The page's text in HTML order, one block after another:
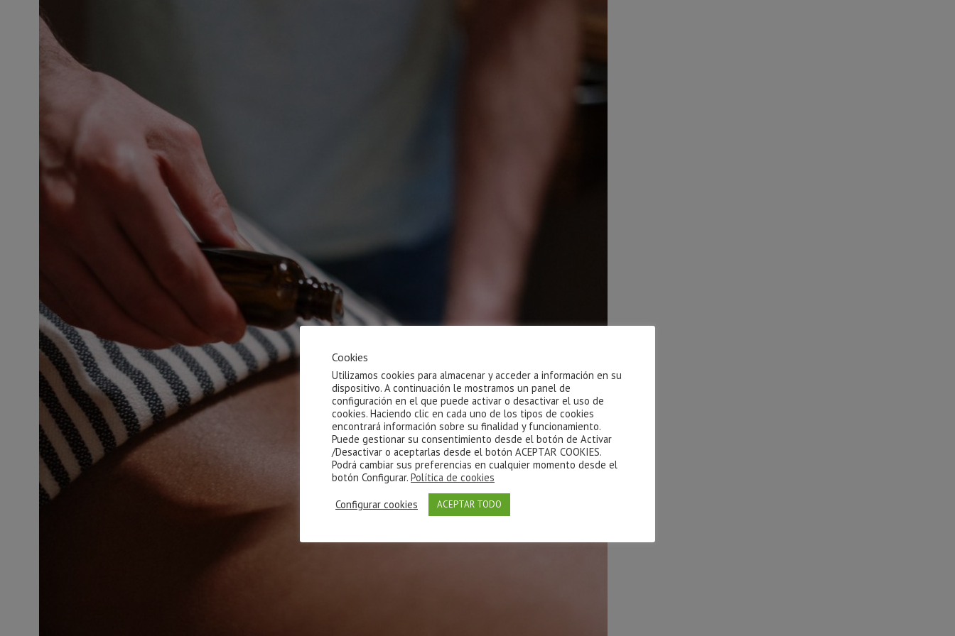
Cookies
Utilizamos cookies para almacenar y acceder a información en su
dispositivo. A continuación le mostramos un panel de
configuración en el que puede activar o desactivar el uso de
cookies. Haciendo clic en cada uno de los tipos de cookies
encontrará información sobre su finalidad y funcionamiento.
Puede gestionar su consentimiento desde el botón de Activar
/Desactivar o aceptarlas desde el botón ACEPTAR COOKIES.
Podrá cambiar sus preferencias en cualquier momento desde el
botón Configurar. Política de cookies
Configurar cookies
ACEPTAR TODO